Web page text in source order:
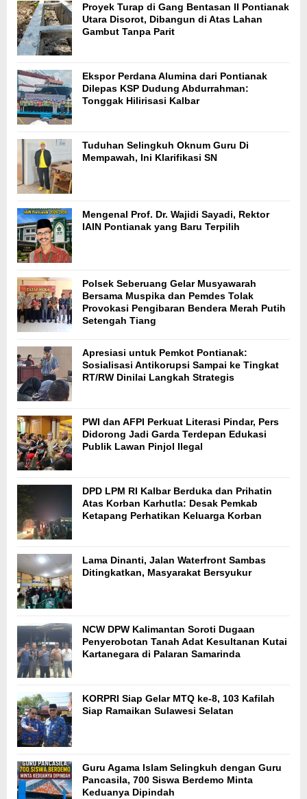
Proyek Turap di Gang Bentasan II Pontianak
Utara Disorot, Dibangun di Atas Lahan
Gambut Tanpa Parit
Ekspor Perdana Alumina dari Pontianak
Dilepas KSP Dudung Abdurrahman:
Tonggak Hilirisasi Kalbar
Tuduhan Selingkuh Oknum Guru Di
Mempawah, Ini Klarifikasi SN
Mengenal Prof. Dr. Wajidi Sayadi, Rektor
IAIN Pontianak yang Baru Terpilih
Polsek Seberuang Gelar Musyawarah
Bersama Muspika dan Pemdes Tolak
Provokasi Pengibaran Bendera Merah Putih
Setengah Tiang
Apresiasi untuk Pemkot Pontianak:
Sosialisasi Antikorupsi Sampai ke Tingkat
RT/RW Dinilai Langkah Strategis
PWI dan AFPI Perkuat Literasi Pindar, Pers
Didorong Jadi Garda Terdepan Edukasi
Publik Lawan Pinjol Ilegal
DPD LPM RI Kalbar Berduka dan Prihatin
Atas Korban Karhutla: Desak Pemkab
Ketapang Perhatikan Keluarga Korban
Lama Dinanti, Jalan Waterfront Sambas
Ditingkatkan, Masyarakat Bersyukur
NCW DPW Kalimantan Soroti Dugaan
Penyerobotan Tanah Adat Kesultanan Kutai
Kartanegara di Palaran Samarinda
KORPRI Siap Gelar MTQ ke-8, 103 Kafilah
Siap Ramaikan Sulawesi Selatan
Guru Agama Islam Selingkuh dengan Guru
Pancasila, 700 Siswa Berdemo Minta
Keduanya Dipindah